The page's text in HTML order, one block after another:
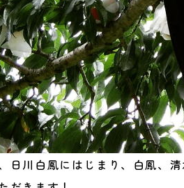
日川白鳳にはじまり、白鳳、